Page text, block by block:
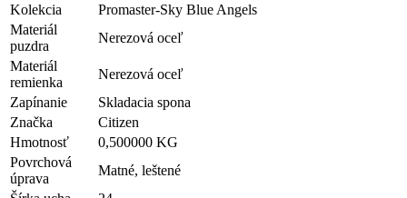
Kolekcia
Promaster-Sky Blue Angels
Materiál
puzdra
Nerezová oceľ
Materiál
remienka
Nerezová oceľ
Zapínanie
Skladacia spona
Značka
Citizen
Hmotnosť
0,500000 KG
Povrchová
úprava
Matné, leštené